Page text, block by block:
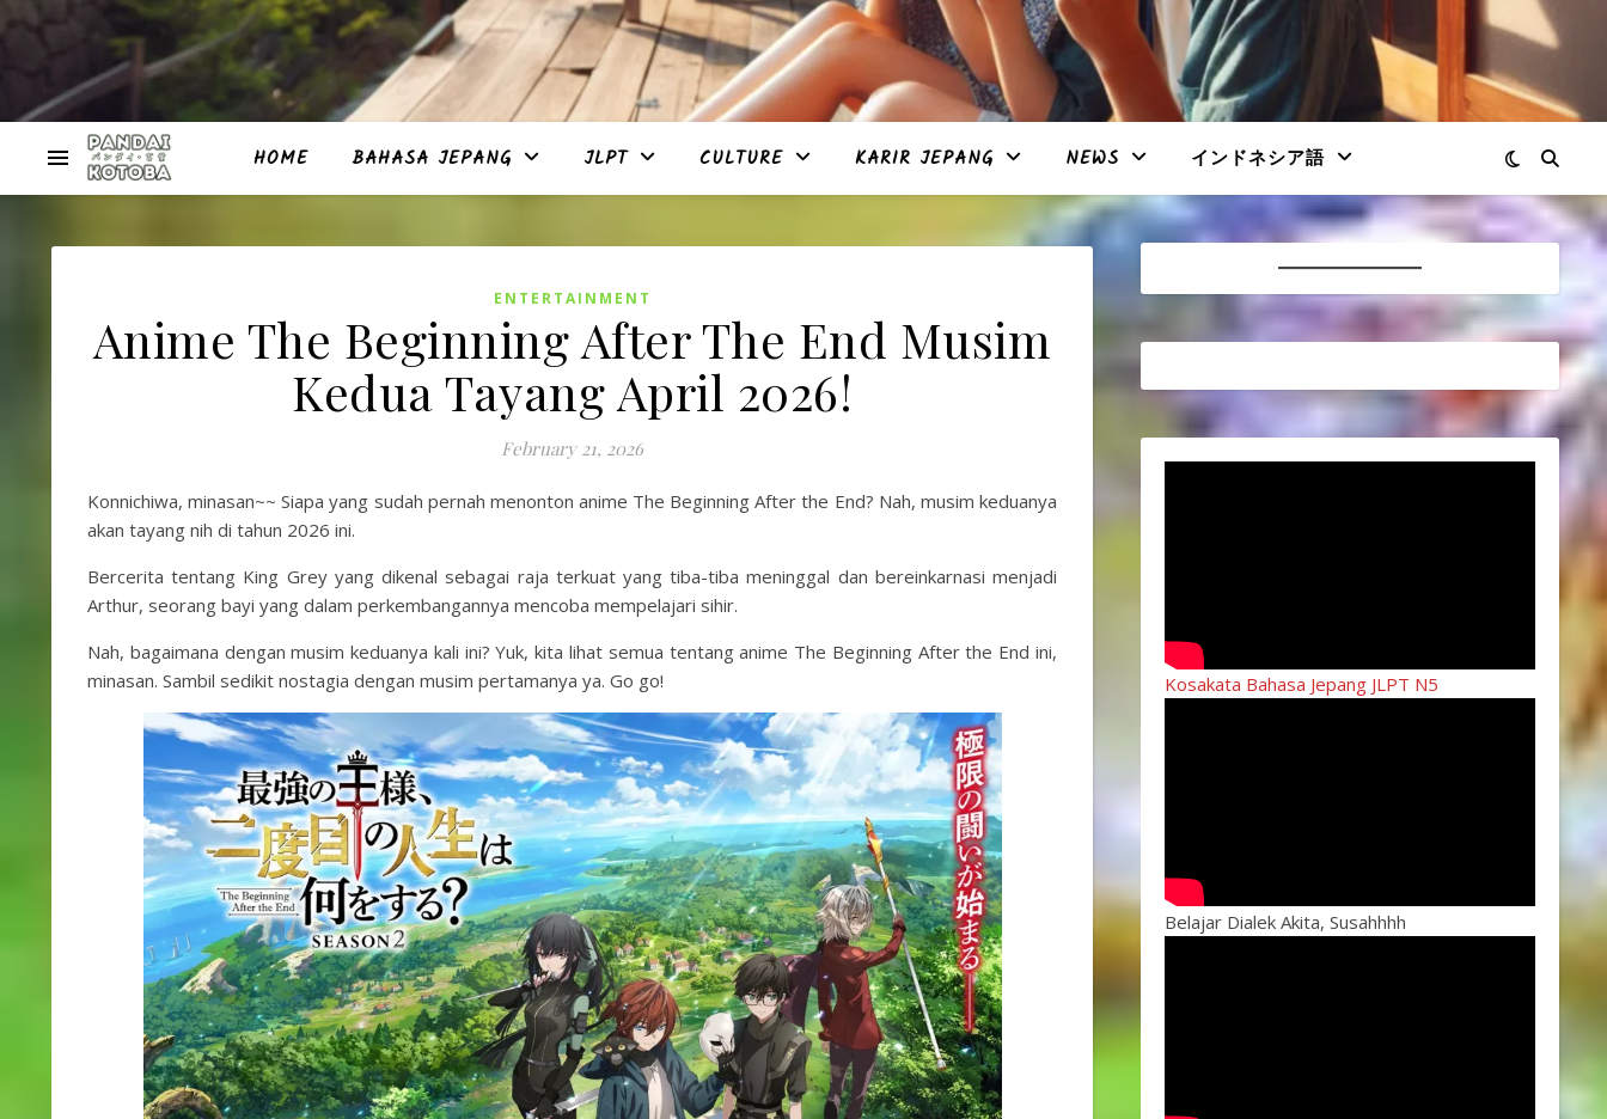
HOME BAHASA JEPANG JLPT CULTURE KARIR JEPANG NEWS インドネシア語
ENTERTAINMENT
Anime The Beginning After The End Musim
Kedua Tayang April 2026!
February 21, 2026
Konnichiwa, minasan~~ Siapa yang sudah pernah menonton anime The Beginning After the End? Nah, musim keduanya
akan tayang nih di tahun 2026 ini.
Bercerita tentang King Grey yang dikenal sebagai raja terkuat yang tiba-tiba meninggal dan bereinkarnasi menjadi
Arthur, seorang bayi yang dalam perkembangannya mencoba mempelajari sihir.
Nah, bagaimana dengan musim keduanya kali ini? Yuk, kita lihat semua tentang anime The Beginning After the End ini,
minasan. Sambil sedikit nostagia dengan musim pertamanya ya. Go go!
Kosakata Bahasa Jepang JLPT N5
Belajar Dialek Akita, Susahhhh